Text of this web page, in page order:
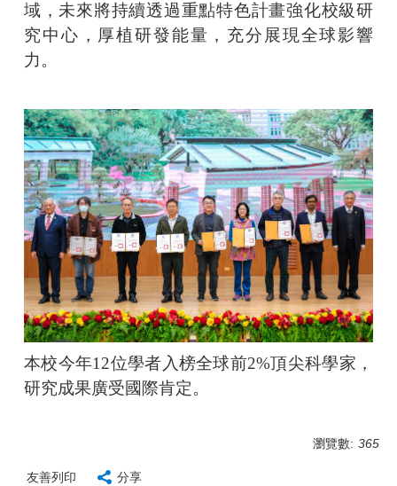
域，未來將持續透過重點特色計畫強化校級研
究中心，厚植研發能量，充分展現全球影響
力。
本校今年12位學者入榜全球前2%頂尖科學家，
研究成果廣受國際肯定。
瀏覽數: 365
友善列印 分享